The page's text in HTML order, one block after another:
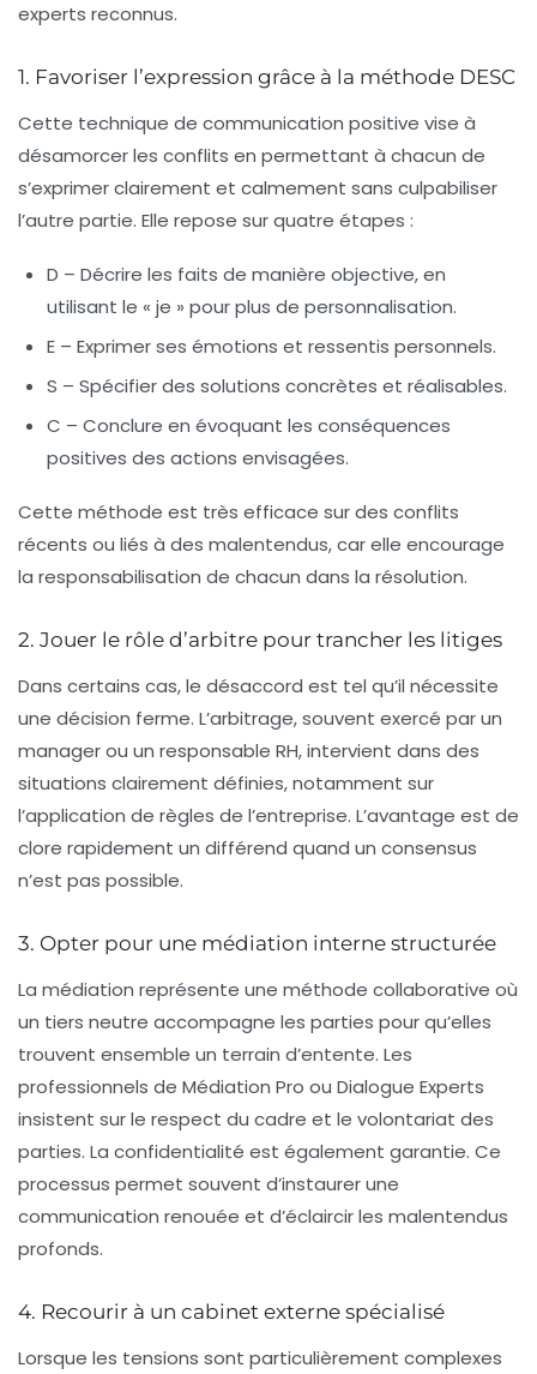
experts reconnus.
1. Favoriser l’expression grâce à la méthode DESC
Cette technique de communication positive vise à
désamorcer les conflits en permettant à chacun de
s’exprimer clairement et calmement sans culpabiliser
l’autre partie. Elle repose sur quatre étapes :
D – Décrire les faits de manière objective, en
utilisant le « je » pour plus de personnalisation.
E – Exprimer ses émotions et ressentis personnels.
S – Spécifier des solutions concrètes et réalisables.
C – Conclure en évoquant les conséquences
positives des actions envisagées.
Cette méthode est très efficace sur des conflits
récents ou liés à des malentendus, car elle encourage
la responsabilisation de chacun dans la résolution.
2. Jouer le rôle d’arbitre pour trancher les litiges
Dans certains cas, le désaccord est tel qu’il nécessite
une décision ferme. L’arbitrage, souvent exercé par un
manager ou un responsable RH, intervient dans des
situations clairement définies, notamment sur
l’application de règles de l’entreprise. L’avantage est de
clore rapidement un différend quand un consensus
n’est pas possible.
3. Opter pour une médiation interne structurée
La médiation représente une méthode collaborative où
un tiers neutre accompagne les parties pour qu’elles
trouvent ensemble un terrain d’entente. Les
professionnels de Médiation Pro ou Dialogue Experts
insistent sur le respect du cadre et le volontariat des
parties. La confidentialité est également garantie. Ce
processus permet souvent d’instaurer une
communication renouée et d’éclaircir les malentendus
profonds.
4. Recourir à un cabinet externe spécialisé
Lorsque les tensions sont particulièrement complexes